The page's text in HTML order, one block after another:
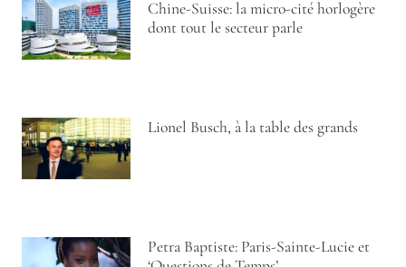
Chine-Suisse: la micro-cité horlogère
dont tout le secteur parle
Lionel Busch, à la table des grands
Petra Baptiste: Paris-Sainte-Lucie et